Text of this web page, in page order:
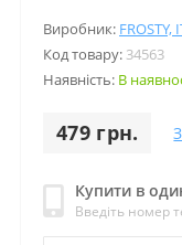
Виробник:
Код товару: 34563
Наявність: В
479 грн.
Купити в
Введіть номер